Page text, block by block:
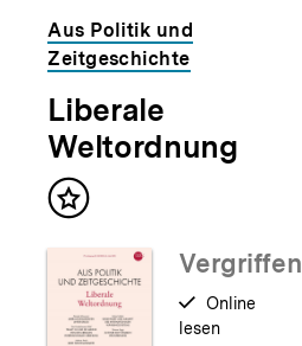
Dossier
zur
Thematik
Aus Politik und
Zeitgeschichte
Liberale
Weltordnung
Inhalt
Vergriffen
verfügbar
zum
Online
lesen